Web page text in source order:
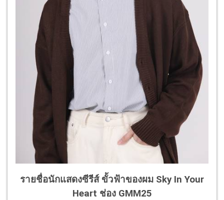
รายชื่อนักแสดงซีรีส์ ขั้วฟ้าของผม Sky In Your
Heart ช่อง GMM25